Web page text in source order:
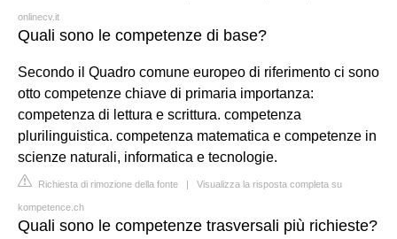
onlinecv.it
Quali sono le competenze di base?
Secondo il Quadro comune europeo di riferimento ci sono
otto competenze chiave di primaria importanza:
competenza di lettura e scrittura. competenza
plurilinguistica. competenza matematica e competenze in
scienze naturali, informatica e tecnologie.
Richiesta di rimozione della fonte | Visualizza la risposta completa su
kompetence.ch
Quali sono le competenze trasversali più richieste?